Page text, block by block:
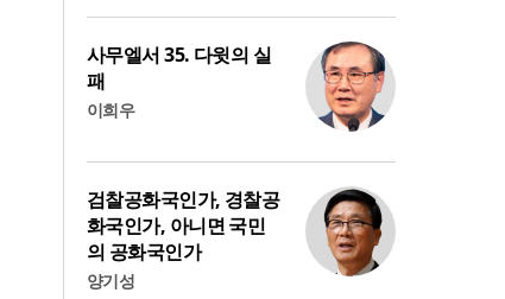
사무엘서 35. 다윗의 실
패
이희우
검찰공화국인가, 경찰공
화국인가, 아니면 국민
의 공화국인가
양기성